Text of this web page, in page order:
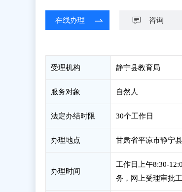
在线办理 咨询
受理机构 静宁县教育局
服务对象 自然人
法定办结时限 30个工作日
办理地点 甘肃省平凉市静宁
办理时间
工作日上午8:30-
务，网上受理审批